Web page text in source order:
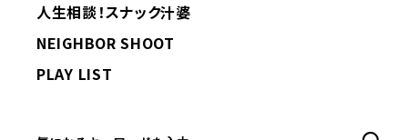
人生相談！スナック汁婆
NEIGHBOR SHOOT
PLAY LIST